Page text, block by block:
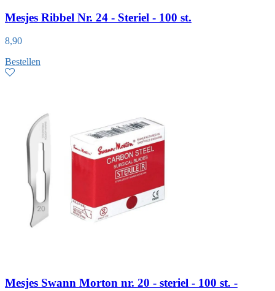
Mesjes Ribbel Nr. 24 - Steriel - 100 st.
8,90
Bestellen
Mesjes Swann Morton nr. 20 - steriel - 100 st. -